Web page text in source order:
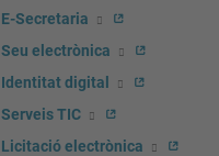
E-Secretaria
Seu electrònica
Identitat digital
Serveis TIC
Licitació electrònica